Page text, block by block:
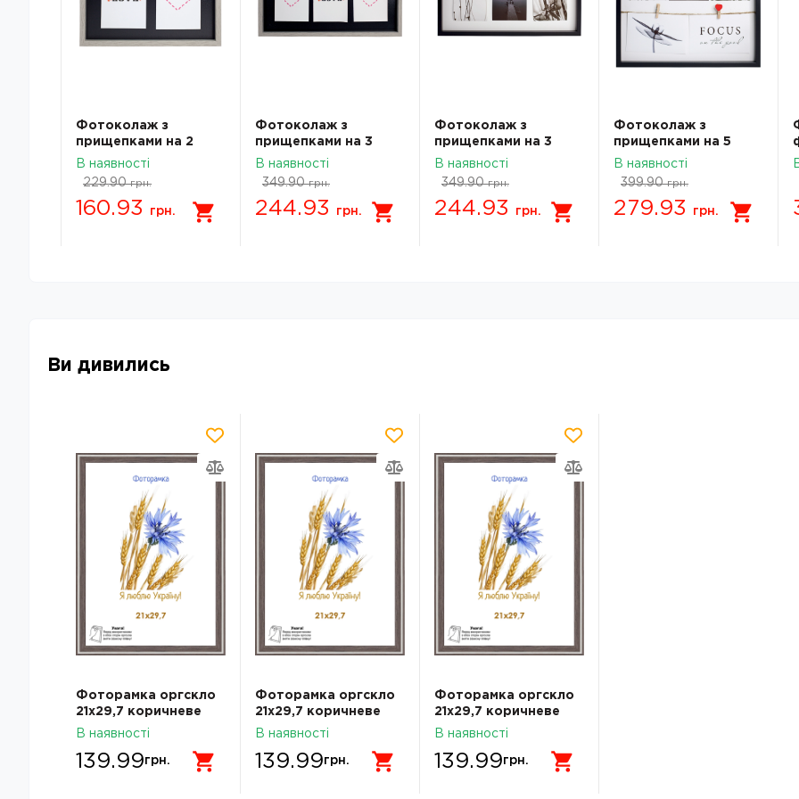
Фотоколаж з
прищепками на 2
фото
В наявності
229.90 грн.
160.93 грн.
Фотоколаж з
прищепками на 3
фото
В наявності
349.90 грн.
244.93 грн.
Фотоколаж з
прищепками на 3
фото
В наявності
349.90 грн.
244.93 грн.
Фотоколаж з
прищепками на 5
фото
В наявності
399.90 грн.
279.93 грн.
Ви дивились
Фоторамка оргскло
21х29,7 коричневе
дерево з білою
В наявності
139.99 грн.
Фоторамка оргскло
21х29,7 коричневе
дерево з білою
В наявності
139.99 грн.
Фоторамка оргскло
21х29,7 коричневе
дерево з білою
В наявності
139.99 грн.